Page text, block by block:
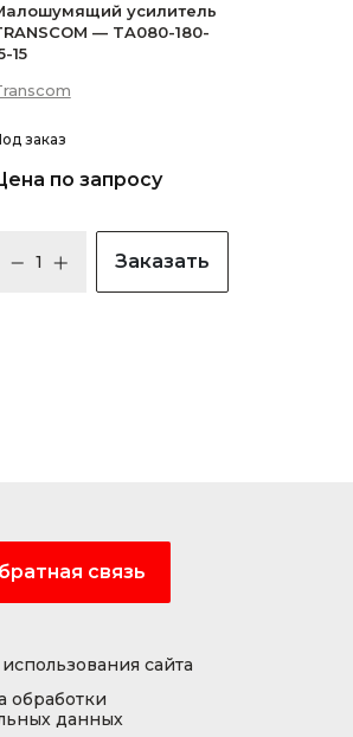
усилитель
— TA080-180-
15
заказ
по запросу
Заказать
связь
сайта
обработки
данных